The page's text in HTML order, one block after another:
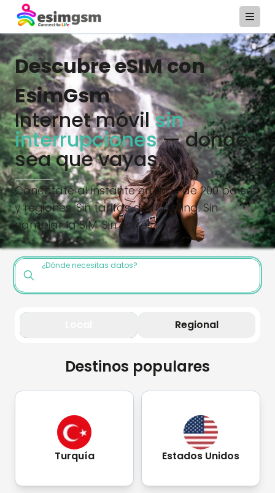
Descubre eSIM con
EsimGsm
Internet móvilsin
interrupciones— donde
sea que vayas.
Conéctate al instante en más de 200 países
y regiones. Sin tarifas de roaming. Sin
cambiar la SIM. Sin estrés.
¿Dónde necesitas datos?
Regional
Destinos populares
Turquía Estados Unidos